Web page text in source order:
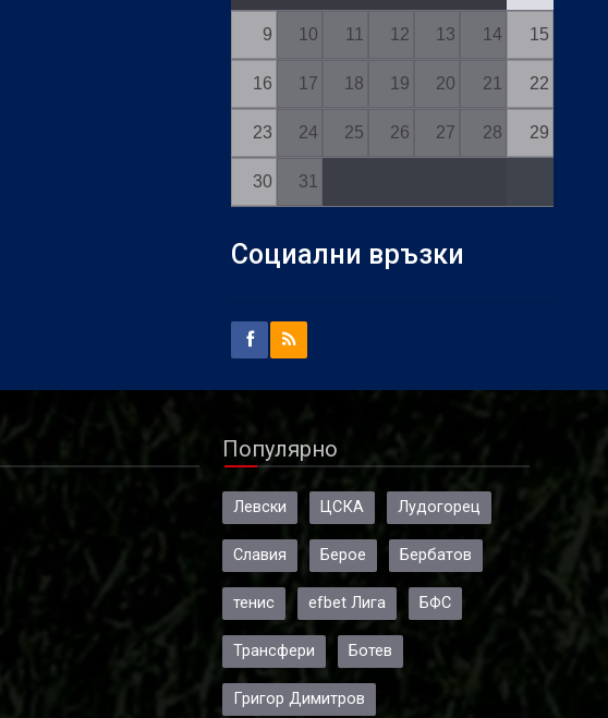
9 10 11 12 13 14 15
16 17 18 19 20 21 22
23 24 25 26 27 28 29
30 31
Социални връзки
Популярно
Левски ЦСКА Лудогорец
Славия Берое Бербатов
тенис efbet Лига БФС
Трансфери Ботев
Григор Димитров